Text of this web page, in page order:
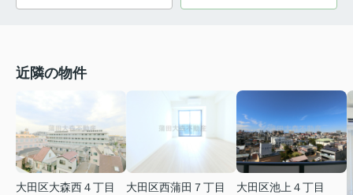
近隣の物件
大田区大森西４丁目
大田区西蒲田７丁目
大田区池上４丁目